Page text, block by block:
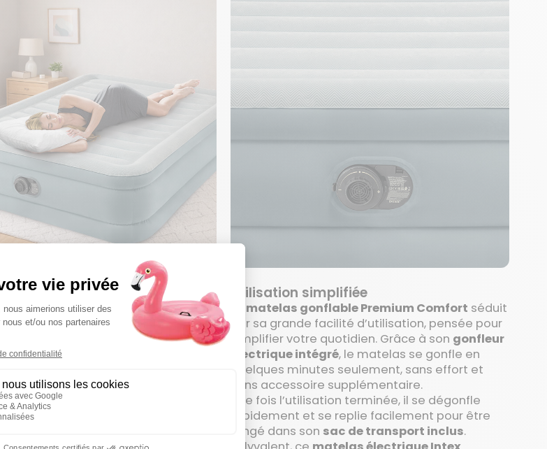
robuste
format léger et facile à manipuler,
gonflable Intexest conçu pour
longévité. Fabriqué à partir
solides et résistants, il est
sa forme et son confort au fil du
renforcée
Utilisation simplifiée
matelas gonflable Premium Comfort séduit
par sa grande facilité d’utilisation, pensée pour
simplifier votre quotidien. Grâce à son gonfleur
électrique intégré, le matelas se gonfle en
quelques minutes seulement, sans effort et
sans accessoire supplémentaire.
Une fois l’utilisation terminée, il se dégonfle
rapidement et se replie facilement pour être
rangé dans son sac de transport inclus.